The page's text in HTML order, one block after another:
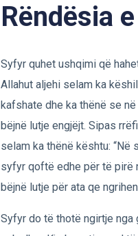
Rëndësia
Syfyr quhet ushqimi që
Allahut aljehi selam ka
kafshate dhe ka thënë se
bëjnë lutje engjëjt. Sipas
selam ka thënë kështu:
syfyr qoftë edhe për të pirë
bëjnë lutje për ata qe
Syfyr do të thotë ngirtje